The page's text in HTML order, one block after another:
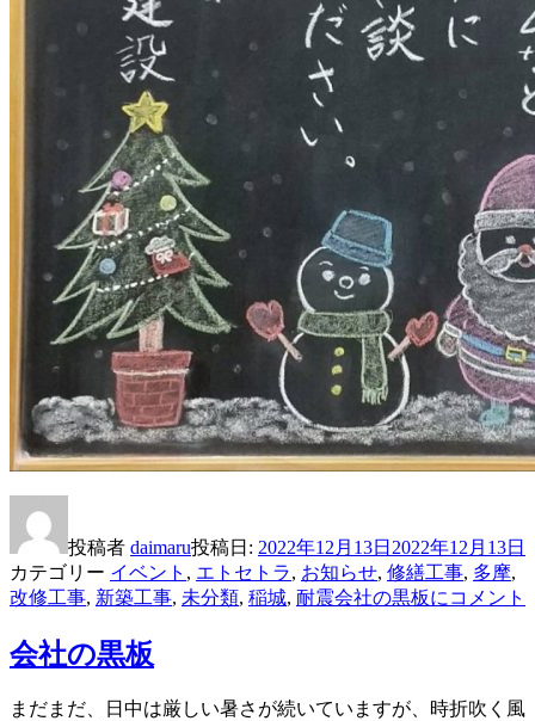
投稿者 daimaru投稿日: 2022年12月13日 2022年12月13日
カテゴリー イベント , エトセトラ, お知らせ, 修繕工事, 多摩,
改修工事, 新築工事, 未分類, 稲城, 耐震会社の黒板にコメント
会社の黒板
まだまだ、日中は厳しい暑さが続いていますが、時折吹く風